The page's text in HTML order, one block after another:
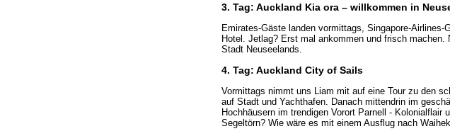
3. Tag: Auckland Kia ora – willkommen in
Emirates-Gäste landen vormittags, Singapore-
Hotel. Jetlag? Erst mal ankommen und frisch
Stadt Neuseelands.
4. Tag: Auckland City of Sails
Vormittags nimmt uns Liam mit auf eine Tour zu den
auf Stadt und Yachthafen. Danach mittendrin im
Hochhäusern im trendigen Vorort Parnell -
Segeltörn? Wie wäre es mit einem Ausflug nach